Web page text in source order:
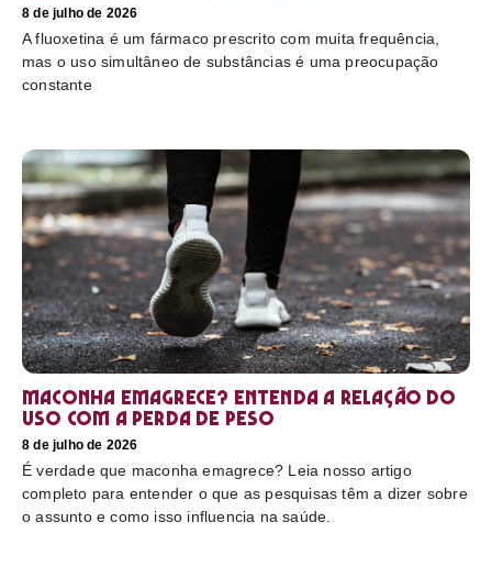
8 de julho de 2026
A fluoxetina é um fármaco prescrito com muita frequência,
mas o uso simultâneo de substâncias é uma preocupação
constante
Maconha emagrece? Entenda a relação do
uso com a perda de peso
8 de julho de 2026
É verdade que maconha emagrece? Leia nosso artigo
completo para entender o que as pesquisas têm a dizer sobre
o assunto e como isso influencia na saúde.